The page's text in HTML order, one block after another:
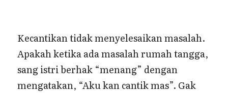
Kecantikan tidak menyelesaikan masalah.
Apakah ketika ada masalah rumah tangga,
sang istri berhak “menang” dengan
mengatakan, “Aku kan cantik mas”. Gak